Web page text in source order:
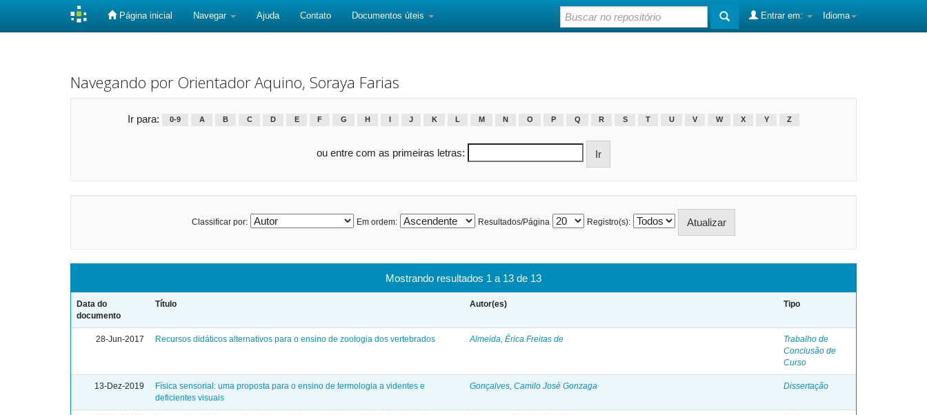
Página inicial Navegar Ajuda Contato Documentos úteis Idioma
Entrar em:
Navegando por Orientador Aquino, Soraya Farias
Ir para: 0-9 A B C D E F G H J K L M N O P Q R S T U V W X Y Z
ou entre com as primeiras letras:
Classificar por: Em ordem: Resultados/Página Registro(s):
Mostrando resultados 1 a 13 de 13
Data do
documento
Título Autor(es) Tipo
28-Jun-2017 Recursos didáticos alternativos para o ensino de zoologia dos vertebrados Almeida, Érica Freitas de
Trabalho de
Conclusão de
Curso
13-Dez-2019
Física sensorial: uma proposta para o ensino de termologia a videntes e
deficientes visuais
Gonçalves, Camilo José Gonzaga Dissertação